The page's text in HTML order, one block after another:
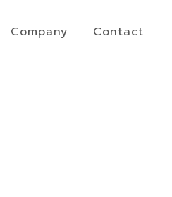
Company Contact